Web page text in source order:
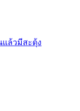
แล้วมีสะดุ้ง